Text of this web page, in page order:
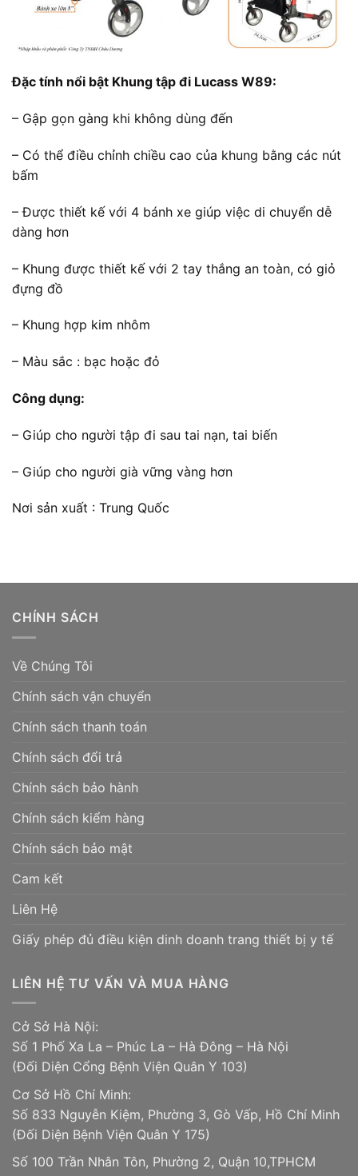
Đặc tính nổi bật Khung tập đi Lucass W89:
– Gập gọn gàng khi không dùng đến
– Có thể điều chỉnh chiều cao của khung bằng các nút
bấm
– Được thiết kế với 4 bánh xe giúp việc di chuyển dễ
dàng hơn
– Khung được thiết kế với 2 tay thắng an toàn, có giỏ
đựng đồ
– Khung hợp kim nhôm
– Màu sắc : bạc hoặc đỏ
Công dụng:
– Giúp cho người tập đi sau tai nạn, tai biến
– Giúp cho người già vững vàng hơn
Nơi sản xuất : Trung Quốc
CHÍNH SÁCH
Về Chúng Tôi
Chính sách vận chuyển
Chính sách thanh toán
Chính sách đổi trả
Chính sách bảo hành
Chính sách kiểm hàng
Chính sách bảo mật
Cam kết
Liên Hệ
Giấy phép đủ điều kiện dinh doanh trang thiết bị y tế
LIÊN HỆ TƯ VẤN VÀ MUA HÀNG
Cở Sở Hà Nội:
Số 1 Phố Xa La – Phúc La – Hà Đông – Hà Nội
(Đối Diện Cổng Bệnh Viện Quân Y 103)
Cơ Sở Hồ Chí Minh:
Số 833 Nguyễn Kiệm, Phường 3, Gò Vấp, Hồ Chí Minh
(Đối Diện Bệnh Viện Quân Y 175)
Số 100 Trần Nhân Tôn, Phường 2, Quận 10,TPHCM